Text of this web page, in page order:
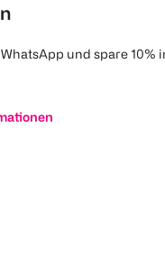
und spare 10%